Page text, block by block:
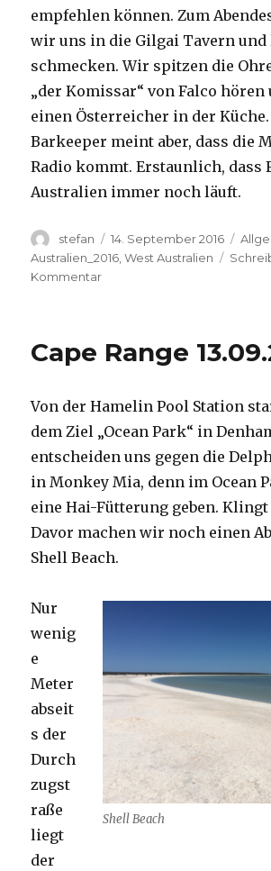
empfehlen können. Zum
wir uns in die Gilgai Tavern und
schmecken. Wir spitzen die
„der Komissar“ von Falco hören
einen Österreicher in der Küche.
Barkeeper meint aber, dass die
Radio kommt. Erstaunlich, dass
Australien immer noch läuft.
Autor
stefan
Veröffentlicht
am
14. September 2016
Australien_2016 ,West Australien
Kommentarzu
Cape Range
Von der Hamelin Pool Station
dem Ziel „Ocean Park“ in
entscheiden uns gegen die
in Monkey Mia, denn im Ocean
eine Hai-Fütterung geben.
Davor machen wir noch einen
Shell Beach.
Shell Beach
Nur
wenig
e
Meter
abseit
s der
Durch
zugst
raße
liegt
der